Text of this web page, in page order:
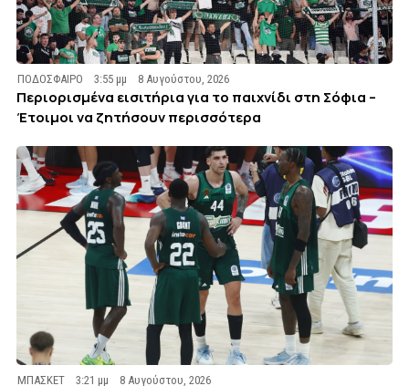
ΠΟΔΟΣΦΑΙΡΟ 3:55 μμ 8 Αυγούστου, 2026
Περιορισμένα εισιτήρια για το παιχνίδι στη Σόφια –
Έτοιμοι να ζητήσουν περισσότερα
ΜΠΑΣΚΕΤ 3:21 μμ 8 Αυγούστου, 2026